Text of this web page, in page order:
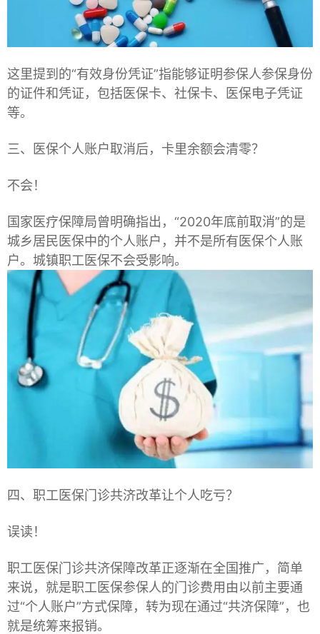
这里提到的“有效身份凭证”指能够证明参保人参保身份
的证件和凭证，包括医保卡、社保卡、医保电子凭证
等。
三、医保个人账户取消后，卡里余额会清零？
不会！
国家医疗保障局曾明确指出，“2020年底前取消”的是
城乡居民医保中的个人账户，并不是所有医保个人账
户。城镇职工医保不会受影响。
四、职工医保门诊共济改革让个人吃亏？
误读！
职工医保门诊共济保障改革正逐渐在全国推广，简单
来说，就是职工医保参保人的门诊费用由以前主要通
过“个人账户”方式保障，转为现在通过“共济保障”，也
就是统筹来报销。